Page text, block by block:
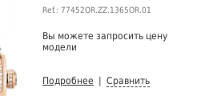
Ref.: 77452OR.ZZ.1365OR.01
Вы можете запросить цену
модели
Подробнее Сравнить